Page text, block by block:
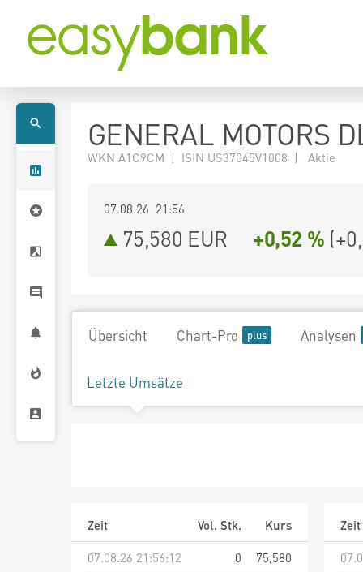
GENERAL MOTORS
WKN A1C9CM | ISIN US37045V1008 | Aktie
07.08.26 21:56
75,580 EUR +0,52 % (
Übersicht Chart-Pro Analysen
Letzte Umsätze
Zeit Vol. Stk.
Kurs
07.08.26 21:56:12
0
75,580
Zeit